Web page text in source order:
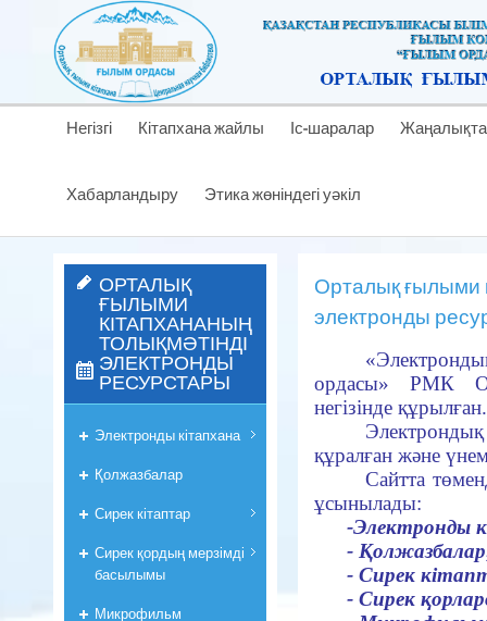
Негізгі Кітапхана жайлы Іс-шаралар
Хабарландыру Этика жөніндегі уәкіл
Орталық ғылыми
электронды
ордасы» РМК
негізінде құрылған.
құралған және
Сайтта
ұсынылады:
-Электронды
-
- Сирек
- Сирек
ОРТАЛЫҚ
ҒЫЛЫМИ
КІТАПХАНАНЫҢ
ТОЛЫҚМӘТІНДІ
ЭЛЕКТРОНДЫ
РЕСУРСТАРЫ
Электронды кітапхана
Қолжазбалар
Сирек кітаптар
Сирек қордың мерзімді
басылымы
Микрофильм